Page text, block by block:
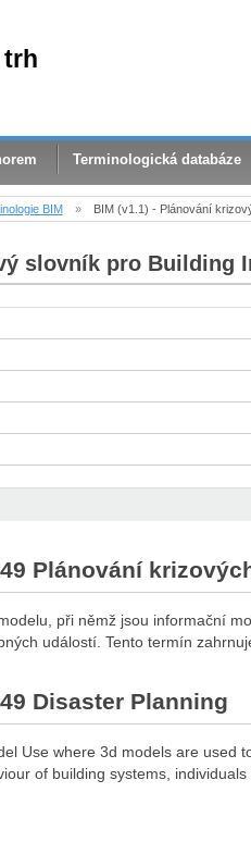
trh
Terminologická databáze
BIM » BIM (v1.1) - Plánování
slovník pro Building
Plánování
při němž jsou informační
událostí. Tento termín
Disaster Planning
Use where 3d models are used
of building systems,